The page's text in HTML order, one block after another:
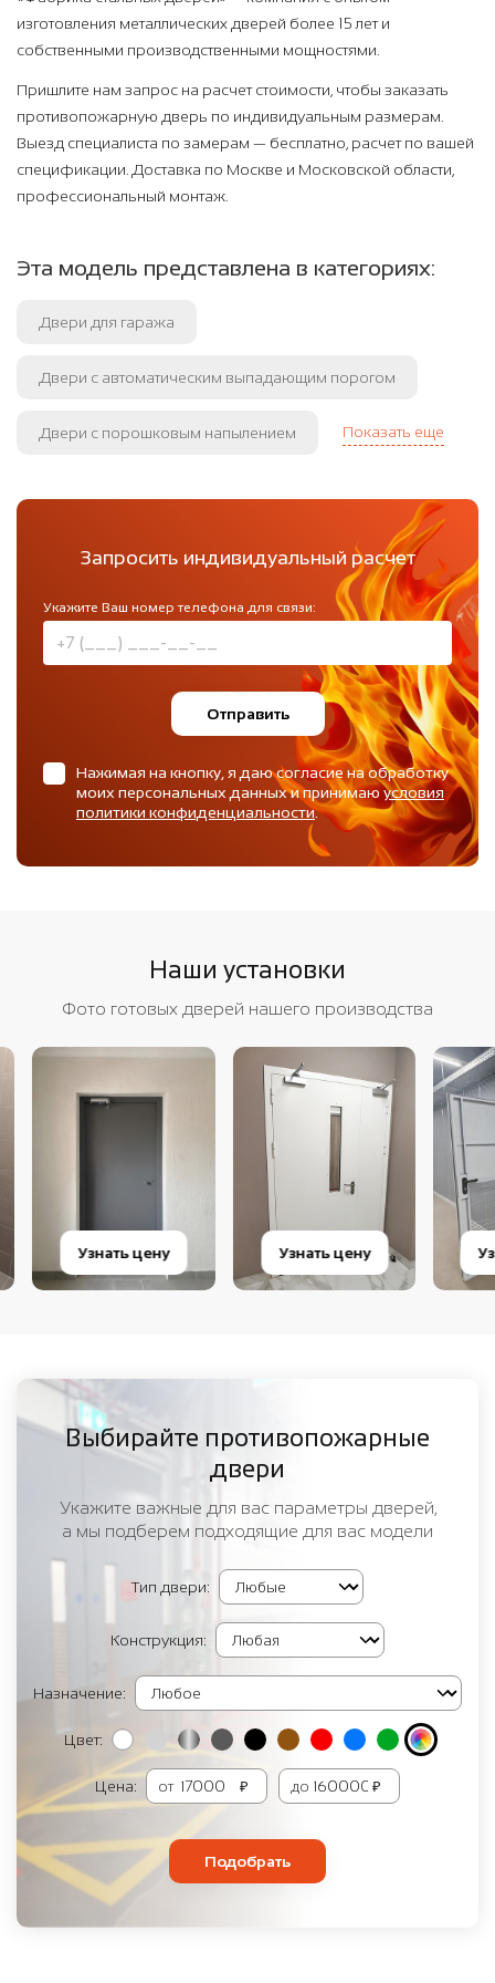
изготовления металлических дверей более 15 лет и
собственными производственными мощностями.
Пришлите нам запрос на расчет стоимости, чтобы заказать
противопожарную дверь по индивидуальным размерам.
Выезд специалиста по замерам — бесплатно, расчет по вашей
спецификации. Доставка по Москве и Московской области,
профессиональный монтаж.
Эта модель представлена в категориях:
Двери для гаража
Двери с автоматическим выпадающим порогом
Двери с порошковым напылением Показать еще
Запросить индивидуальный расчет
Укажите Ваш номер телефона для связи:
Отправить
Нажимая на кнопку, я даю согласие на обработку
моих персональных данных и принимаюусловия
политики конфиденциальности.
Наши установки
Фото готовых дверей нашего производства
Узнать цену Узнать цену
Выбирайте противопожарные
двери
Укажите важные для вас параметры дверей,
а мы подберем подходящие для вас модели
Тип двери:
Конструкция:
Назначение:
Цвет:
Цена: от ₽ до ₽
Подобрать